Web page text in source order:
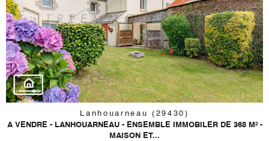
bien
Lanhouarneau (29430)
A VENDRE - LANHOUARNEAU - ENSEMBLE IMMOBILER DE 368 M² -
MAISON ET...